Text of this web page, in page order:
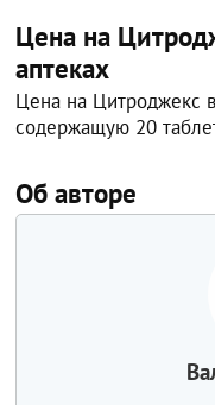
Цена на
аптеках
Цена на Цитроджекс
содержащую 20
Об авторе